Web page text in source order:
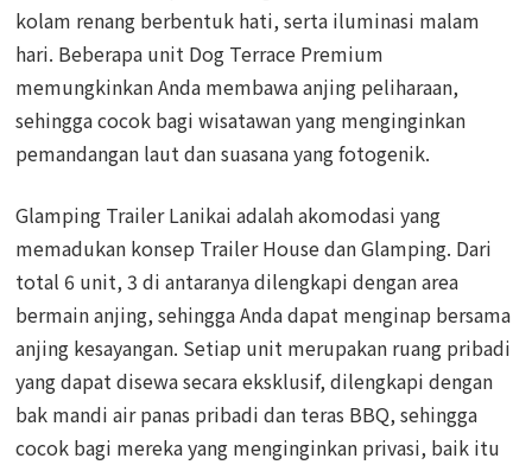
kolam renang berbentuk hati, serta iluminasi malam
hari. Beberapa unit Dog Terrace Premium
memungkinkan Anda membawa anjing peliharaan,
sehingga cocok bagi wisatawan yang menginginkan
pemandangan laut dan suasana yang fotogenik.
Glamping Trailer Lanikai adalah akomodasi yang
memadukan konsep Trailer House dan Glamping. Dari
total 6 unit, 3 di antaranya dilengkapi dengan area
bermain anjing, sehingga Anda dapat menginap bersama
anjing kesayangan. Setiap unit merupakan ruang pribadi
yang dapat disewa secara eksklusif, dilengkapi dengan
bak mandi air panas pribadi dan teras BBQ, sehingga
cocok bagi mereka yang menginginkan privasi, baik itu